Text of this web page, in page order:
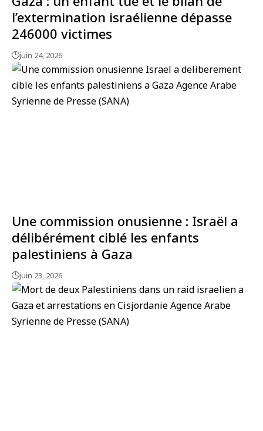
l’extermination israélienne dépasse
246000 victimes
juin 24, 2026
Une commission onusienne : Israël a
délibérément ciblé les enfants
palestiniens à Gaza
juin 23, 2026